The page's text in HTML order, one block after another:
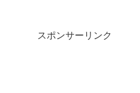
スポンサーリンク